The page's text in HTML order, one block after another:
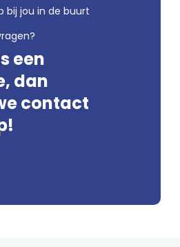
bij jou in de buurt
een
dan
contact